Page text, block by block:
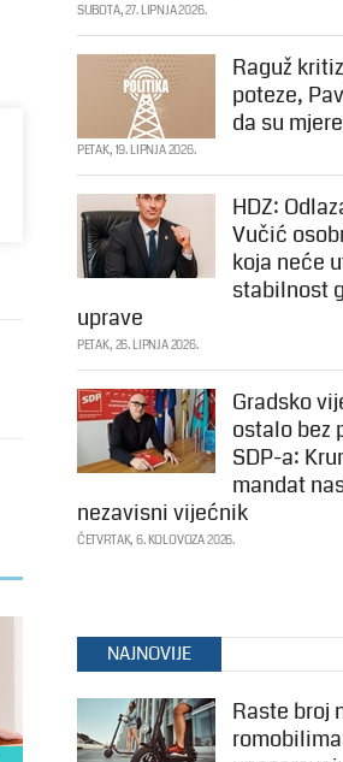
SUBOTA, 27. LIPNJA 2026.
Raguž
poteze,
da su
PETAK, 19. LIPNJA 2026.
HDZ:
Vučić
koja neće
stabilnost
uprave
PETAK, 26. LIPNJA 2026.
Gradsko
ostalo bez
SDP-a:
mandat
nezavisni vijećnik
ČETVRTAK, 6. KOLOVOZA 2026.
NAJNOVIJE
Raste broj